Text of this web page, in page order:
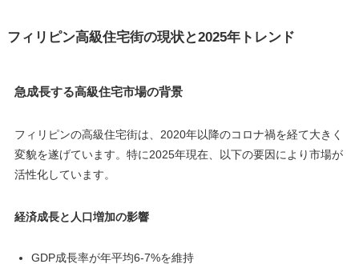
フィリピン高級住宅街の現状と2025年トレンド
急成長する高級住宅市場の背景
フィリピンの高級住宅街は、2020年以降のコロナ禍を経て大きく
変貌を遂げています。特に2025年現在、以下の要因により市場が
活性化しています。
経済成長と人口増加の影響
GDP成長率が年平均6-7%を維持